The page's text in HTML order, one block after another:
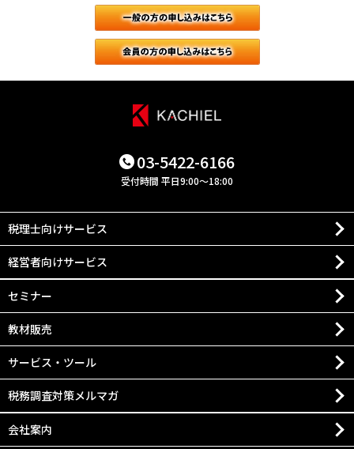
03-5422-6166
受付時間 平日9:00～18:00
税理士向けサービス
経営者向けサービス
セミナー
教材販売
サービス・ツール
税務調査対策メルマガ
会社案内